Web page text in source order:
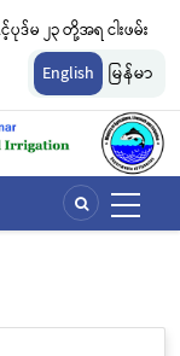
ဒ်မ ၂၃ တို့အရ ငါးဖမ်း
အောက်ပါအတိုင်း
English မြန်မာ